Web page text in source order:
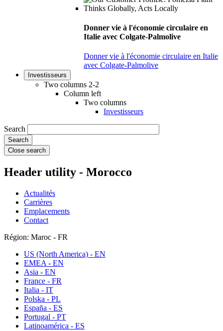
Donner vie à l'économie circulaire en
Italie avec Colgate-Palmolive
Donner vie à l'économie circulaire en Italie
avec Colgate-Palmolive
Investisseurs
Two columns 2-2
Column left
Two columns
Investisseurs
Search
Close search
Header utility - Morocco
Actualités
Carrières
Emplacements
Contact
Région: Maroc - FR
US (North America) - EN
EMEA - EN
Asia - EN
France - FR
Italia - IT
Polska - PL
España - ES
Portugal - PT
Latinoamérica - ES